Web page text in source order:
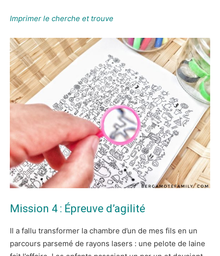
Imprimer le cherche et trouve
Mission 4 : Épreuve d’agilité
Il a fallu transformer la chambre d’un de mes fils en un
parcours parsemé de rayons lasers : une pelote de laine